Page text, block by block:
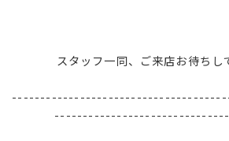
スタッフ一同、ご来店お待ちし